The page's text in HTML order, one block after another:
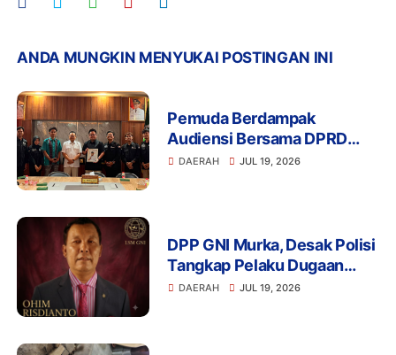
ANDA MUNGKIN MENYUKAI POSTINGAN INI
Pemuda Berdampak
Audiensi Bersama DPRD
Provinsi Banten Bahas
DAERAH JUL 19, 2026
DPP GNI Murka, Desak Polisi
Tangkap Pelaku Dugaan
Intimidasi dan
DAERAH JUL 19, 2026